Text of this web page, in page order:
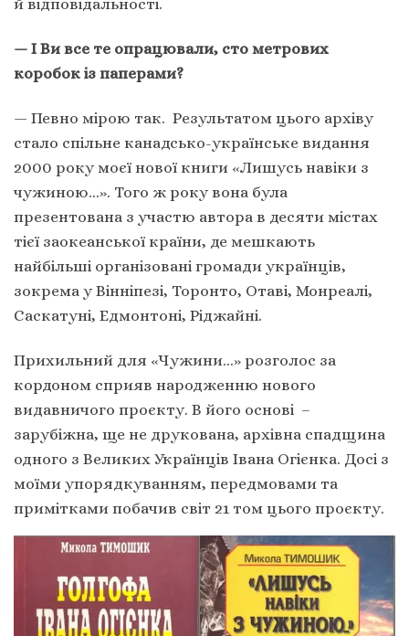
й відповідальності.
— І Ви все те опрацювали, сто метрових
коробок із паперами?
— Певно мірою так. Результатом цього архіву
стало спільне канадсько-українське видання
2000 року моєї нової книги «Лишусь навіки з
чужиною…». Того ж року вона була
презентована з участю автора в десяти містах
тієї заокеанської країни, де мешкають
найбільші організовані громади українців,
зокрема у Вінніпезі, Торонто, Отаві, Монреалі,
Саскатуні, Едмонтоні, Ріджайні.
Прихильний для «Чужини…» розголос за
кордоном сприяв народженню нового
видавничого проєкту. В його основі –
зарубіжна, ще не друкована, архівна спадщина
одного з Великих Українців Івана Огієнка. Досі з
моїми упорядкуванням, передмовами та
примітками побачив світ 21 том цього проєкту.